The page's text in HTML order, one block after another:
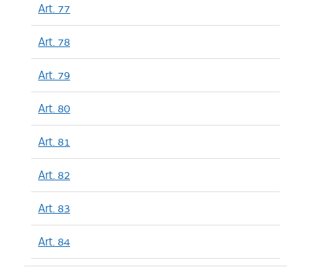
Art. 77
Art. 78
Art. 79
Art. 80
Art. 81
Art. 82
Art. 83
Art. 84